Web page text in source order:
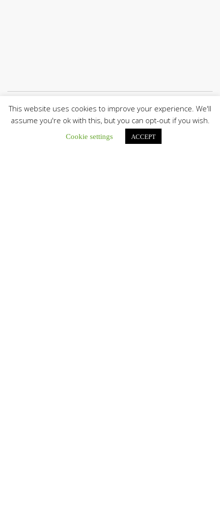
Únete a nuestro canal de Telegram
This website uses cookies to improve your experience. We'll
assume you're ok with this, but you can opt-out if you wish.
Cookie settings ACCEPT